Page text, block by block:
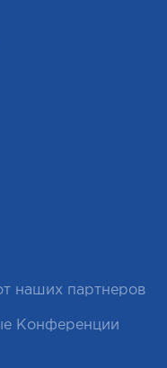
наших партнеров
Конференции